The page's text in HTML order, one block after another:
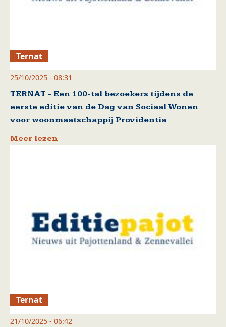
Ternat
25/10/2025 - 08:31
TERNAT - Een 100-tal bezoekers tijdens de
eerste editie van de Dag van Sociaal Wonen
voor woonmaatschappij Providentia
Meer lezen
Ternat
21/10/2025 - 06:42